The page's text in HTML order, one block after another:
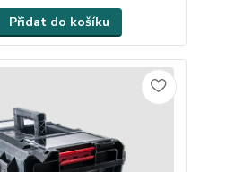
Přidat do košíku